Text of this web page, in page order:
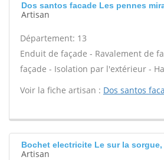
Dos santos facade Les pennes
Artisan
Département: 13
Enduit de façade - Ravalement de
façade - Isolation par l'extérieur -
Voir la fiche artisan : Dos santos
Bochet electricite Le sur la
Artisan